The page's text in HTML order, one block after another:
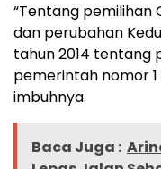
“Tentang pemilihan
dan perubahan
tahun 2014
pemerintah nomor
imbuhnya.
Baca Juga :